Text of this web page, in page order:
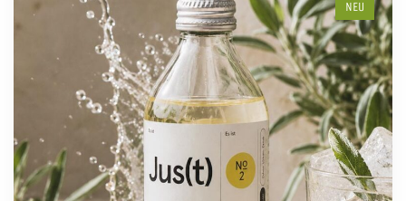
NEU